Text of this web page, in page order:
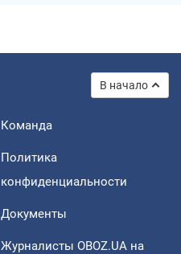
В начало
Команда
Политика
конфиденциальности
Документы
Журналисты OBOZ.UA на